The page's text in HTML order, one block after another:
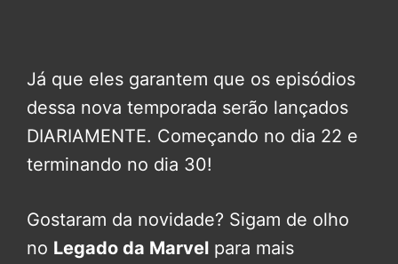
Já que eles garantem que os episódios
dessa nova temporada serão lançados
DIARIAMENTE. Começando no dia 22 e
terminando no dia 30!
Gostaram da novidade? Sigam de olho
no Legado da Marvel para mais